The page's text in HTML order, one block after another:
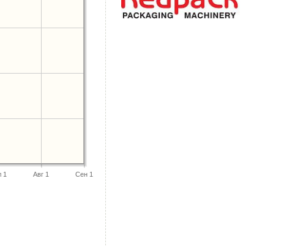
1 Авг 1 Сен 1